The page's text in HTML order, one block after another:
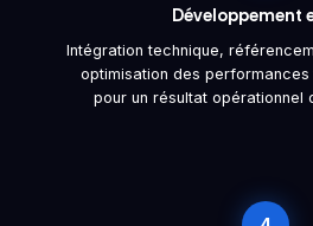
Développement
Intégration technique,
optimisation des
pour un résultat opérationnel